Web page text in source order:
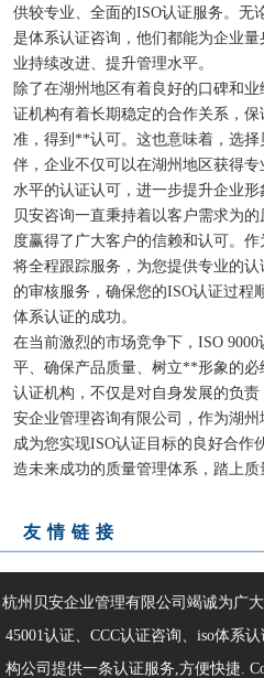
供较专业、全面的ISO认证服务。无
是体系认证咨询，他们都能为企业
业持续改进、提升管理水平。
除了在湖州地区有着良好的口碑和
证机构有着长期稳定的合作关系，
准，得到**认可。这也意味着，选
伴，企业不仅可以在湖州地区获得
水平的认证认可，进一步提升企业形
贝安咨询一直秉持着以客户需求为
度赢得了广大客户的信赖和认可。
将全程跟踪服务，为您提供专业的
的审核服务，确保您的ISO认证过程
体系认证的成功。
在当前激烈的市场竞争下，ISO
平、确保产品质量、树立**形象的
认证机构，不仅是对自身发展的负
安企业管理咨询有限公司，作为湖
成为您实现ISO认证目标的良好合作
造未来成功的质量管理体系，踏上质
友情链接
杭州贝安企业管理有限公司竭诚为广
45001认证、CCC认证咨询、iso体系
构公司提供一条认证服务,方便快捷.